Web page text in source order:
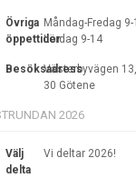
Övriga
öppettider
Måndag-Fredag 9-
Lördag 9-14
BesöksadressVästerbyvägen
30 Götene
2026
Välj
delta
Vi deltar 2026!